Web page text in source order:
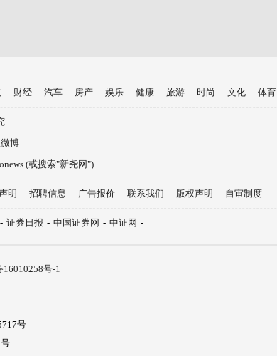
- 财经 - 汽车 - 房产 - 娱乐 - 健康 - 旅游 - 时尚 - 文化 - 体育
博
(或搜索"新尧网")
明 - 招聘信息 - 广告报价 - 联系我们 - 版权声明 - 自审制度
- 证券日报 - 中国证券网 - 中证网 -
16010258号-1
号